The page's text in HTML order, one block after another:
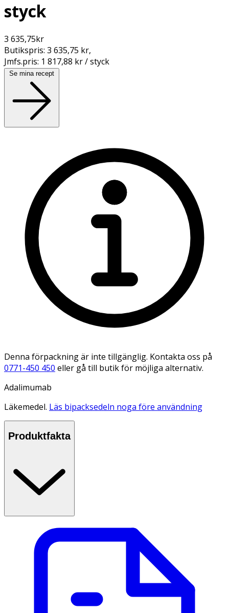
styck
3 635,75kr
Butikspris: 3 635,75 kr,
Jmfs.pris: 1 817,88 kr / styck
Se mina recept
Denna förpackning är inte tillgänglig. Kontakta oss på
0771-450 450 eller gå till butik för möjliga alternativ.
Adalimumab
Läkemedel. Läs bipacksedeln noga före användning
Produktfakta